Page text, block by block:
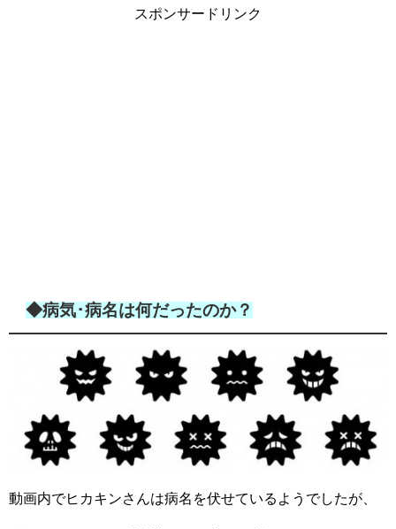
スポンサードリンク
◆病気･病名は何だったのか？
動画内でヒカキンさんは病名を伏せているようでしたが、